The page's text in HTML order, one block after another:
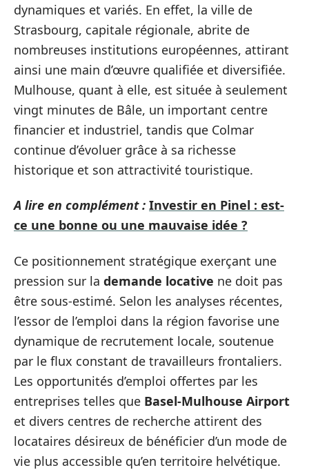
dynamiques et variés. En effet, la ville de
Strasbourg, capitale régionale, abrite de
nombreuses institutions européennes, attirant
ainsi une main d’œuvre qualifiée et diversifiée.
Mulhouse, quant à elle, est située à seulement
vingt minutes de Bâle, un important centre
financier et industriel, tandis que Colmar
continue d’évoluer grâce à sa richesse
historique et son attractivité touristique.
A lire en complément : Investir en Pinel : est-
ce une bonne ou une mauvaise idée ?
Ce positionnement stratégique exerçant une
pression sur la demande locative ne doit pas
être sous-estimé. Selon les analyses récentes,
l’essor de l’emploi dans la région favorise une
dynamique de recrutement locale, soutenue
par le flux constant de travailleurs frontaliers.
Les opportunités d’emploi offertes par les
entreprises telles que Basel-Mulhouse Airport
et divers centres de recherche attirent des
locataires désireux de bénéficier d’un mode de
vie plus accessible qu’en territoire helvétique.